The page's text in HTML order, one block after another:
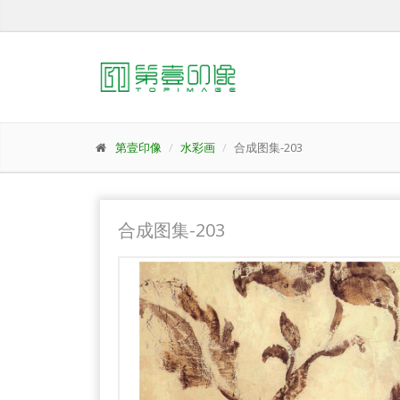
第壹印像 水彩画 合成图集-203
合成图集-203